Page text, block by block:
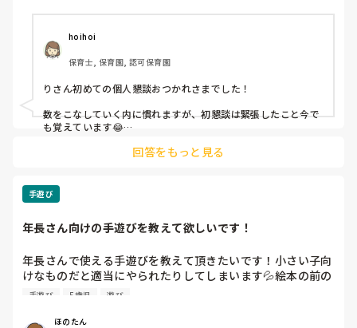
hoihoi
保育士, 保育園, 認可保育園
りさん初めての個人懇談おつかれさまでした！
数をこなしていく内に慣れますが、初懇談は緊張したこと今で
も覚えています😂
個人懇談では良いことも悪いことも伝えないといけないですよ
ています。
ことも意識しています。
のでおすすめです！
回答をもっと見る
手遊び
年長さん向けの手遊びを教えて欲しいです！
年長さんで使える手遊びを教えて頂きたいです！小さい子向
けなものだと適当にやられたりしてしまいます💦絵本の前の
導入で使えたら嬉しいです！あとは帰りの会で出来る少しひ
手遊び 5歳児 遊び
ほのたん